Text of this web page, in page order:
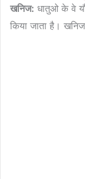
खनिज: धातुओ के वे
किया जाता है।